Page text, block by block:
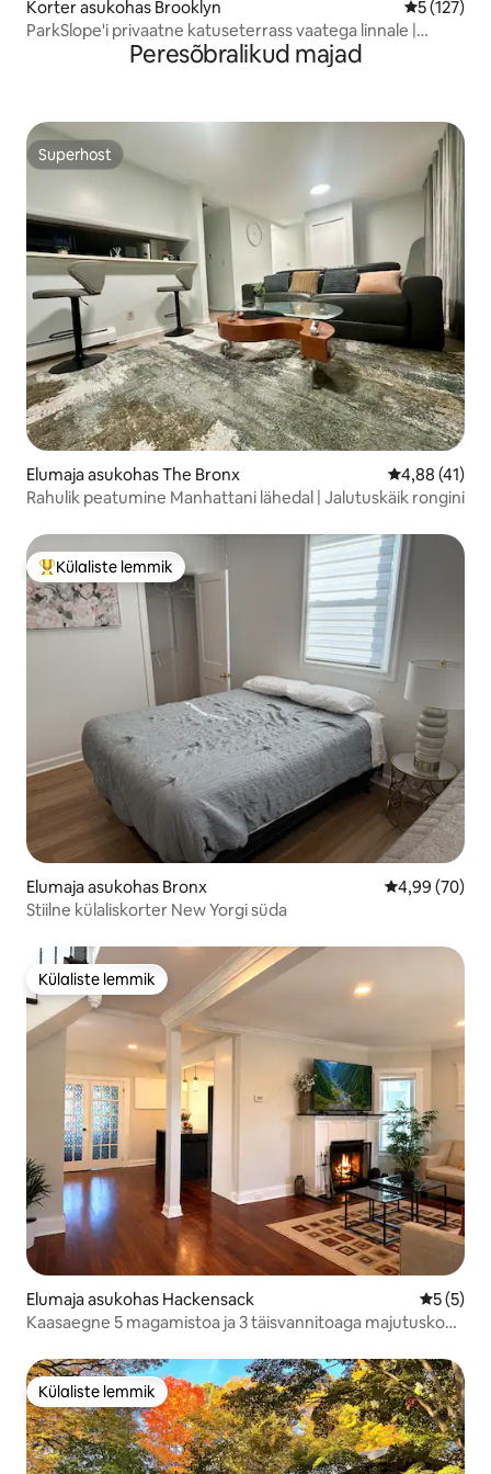
Korter asukohas Brooklyn Keskmine
5 (127)
ParkSlope'i privaatne katuseterrass vaatega linnale |
10 minutit NYC-stPeresõbralikud majad
Superhost
Superhost
Elumaja asukohas The Bronx Keskmine
4,88 (41)
Rahulik peatumine Manhattani lähedal | Jalutuskäik rongini
Külaliste suur lemmik
Külaliste lemmik
Elumaja asukohas Bronx Keskmine
4,99 (70)
Stiilne külaliskorter New Yorgi süda
Külaliste lemmik
Külaliste lemmik
Elumaja asukohas Hackensack
5 (5)
Kaasaegne 5 magamistoa ja 3 täisvannitoaga majutuskoht
Külaliste lemmik
Külaliste lemmik